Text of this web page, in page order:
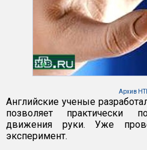
Архив
Английские ученые
позволяет практически
движения руки. Уже
эксперимент.